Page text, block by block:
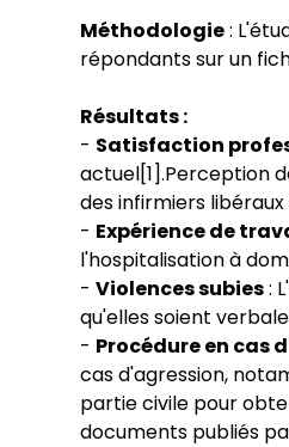
Méthodologie:
répondants sur un
Résultats :
- Satisfaction
actuel[1].Perception
des infirmiers
- Expérience de
l'hospitalisation à
-Violences subies:
qu'elles soient
- Procédure en cas
cas d'agression,
partie civile pour
documents publiés